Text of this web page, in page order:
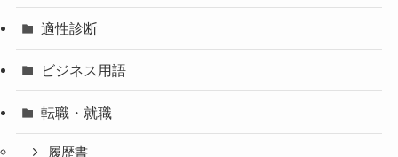
適性診断
ビジネス用語
転職・就職
履歴書